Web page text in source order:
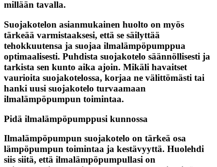
millään tavalla.
Suojakotelon asianmukainen huolto on myös
tärkeää varmistaaksesi, että se säilyttää
tehokkuutensa ja suojaa ilmalämpöpumppua
optimaalisesti. Puhdista suojakotelo säännöllisesti ja
tarkista sen kunto aika ajoin. Mikäli havaitset
vaurioita suojakotelossa, korjaa ne välittömästi tai
hanki uusi suojakotelo turvaamaan
ilmalämpöpumpun toimintaa.
Pidä ilmalämpöpumppusi kunnossa
Ilmalämpöpumpun suojakotelo on tärkeä osa
lämpöpumpun toimintaa ja kestävyyttä. Huolehdi
siis siitä, että ilmalämpöpumpullasi on